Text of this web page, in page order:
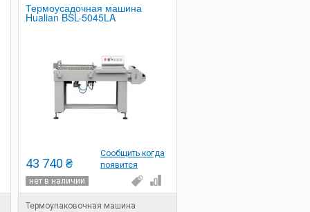
Термоусадочная машина
Hualian BSL-5045LA
Сообщить когда
появится
43 740 ₴
нет в наличии
Термоупаковочная машина